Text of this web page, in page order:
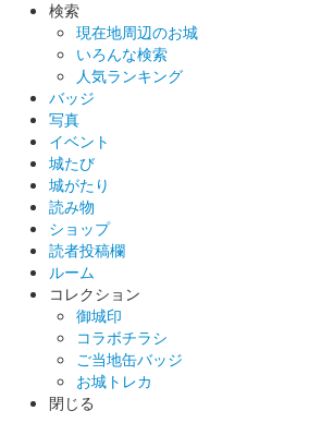
小倉城 御城印
販売終了
城の日に因んで46の4倍の184枚限定。文
の揮毫。
小倉城 御城印
正月限定で販売された御城印。
小倉城 御城印
虎）
検索
現在地周辺のお城
いろんな検索
人気ランキング
バッジ
写真
イベント
城たび
城がたり
読み物
ショップ
読者投稿欄
ルーム
コレクション
御城印
コラボチラシ
ご当地缶バッジ
お城トレカ
閉じる